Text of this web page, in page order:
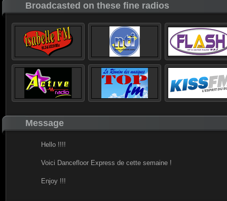
Broadcasted on these fine radios
Message
Hello !!!!
Voici Dancefloor Express de cette semaine !
Enjoy !!!